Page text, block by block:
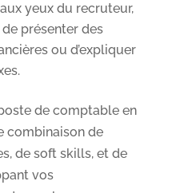
yeux du recruteur,
de présenter des
ou d’expliquer
de comptable en
combinaison de
de soft skills, et de
vos